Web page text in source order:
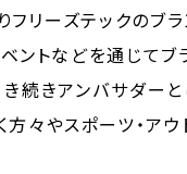
リーズテックのブ
ベントなどを通じて
続きアンバサダー
方々やスポーツ・ア